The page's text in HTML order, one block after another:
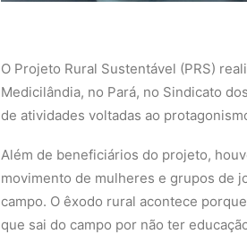
O Projeto Rural Sustentável (PRS)
Medicilândia, no Pará, no Sindicato
de atividades voltadas ao
Além de beneficiários do projeto,
movimento de mulheres e grupos de
campo. O êxodo rural acontece
que sai do campo por não ter